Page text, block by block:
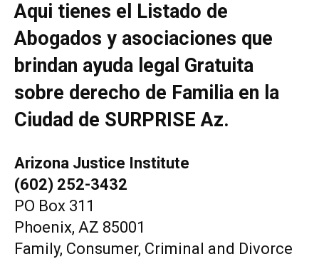
Aqui tienes el Listado de
Abogados y asociaciones que
brindan ayuda legal Gratuita
sobre derecho de Familia en la
Ciudad de SURPRISE Az.
Arizona Justice Institute
(602) 252-3432
PO Box 311
Phoenix, AZ 85001
Family, Consumer, Criminal and Divorce